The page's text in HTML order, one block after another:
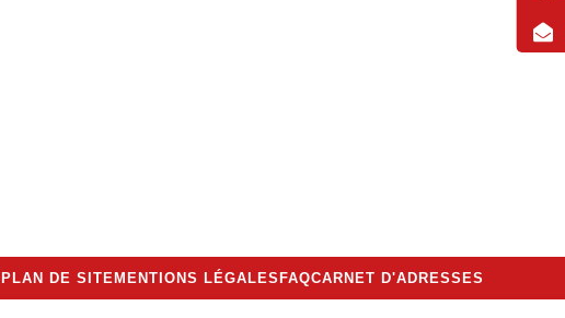
PLAN DE SITE MENTIONS LÉGALES FAQCARNET D'ADRESSES